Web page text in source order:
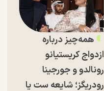
همه‌چیز درباره
ازدواج کریستیانو
رونالدو و جورجینا
رودریگز؛ شایعه ست یا